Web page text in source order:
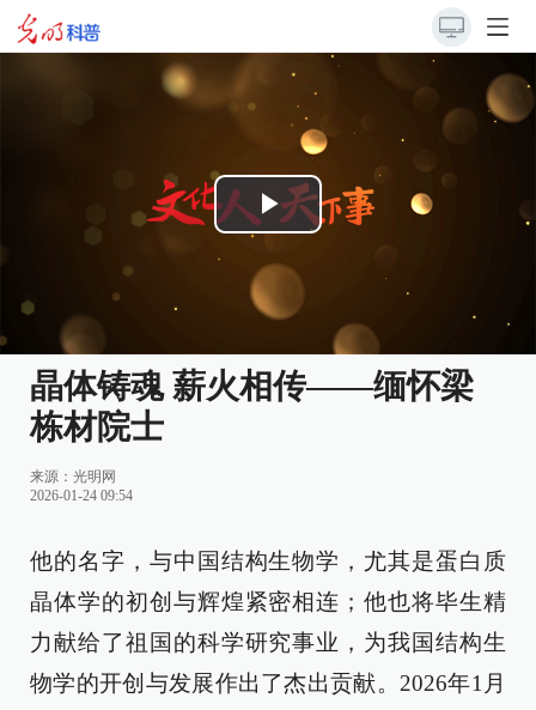
Play
Video
晶体铸魂 薪火相传——缅怀梁
栋材院士
来源： 光明网
2026-01-24 09:54
他的名字，与中国结构生物学，尤其是蛋白质
晶体学的初创与辉煌紧密相连；他也将毕生精
力献给了祖国的科学研究事业，为我国结构生
物学的开创与发展作出了杰出贡献。2026年1月